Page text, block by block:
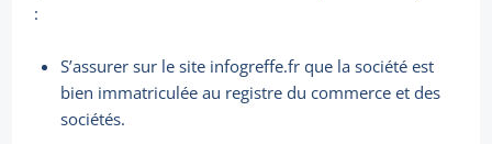
:
S’assurer sur le site infogreffe.fr que la société est
bien immatriculée au registre du commerce et des
sociétés.